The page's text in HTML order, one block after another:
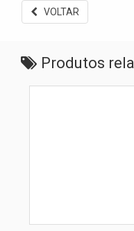
VOLTAR
Produtos